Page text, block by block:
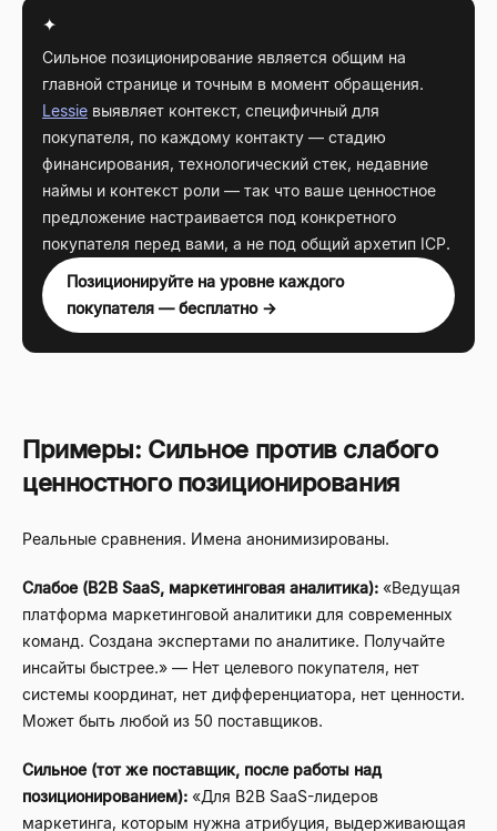
✦
Сильное позиционирование является общим на
главной странице и точным в момент обращения.
Lessie выявляет контекст, специфичный для
покупателя, по каждому контакту — стадию
финансирования, технологический стек, недавние
наймы и контекст роли — так что ваше ценностное
предложение настраивается под конкретного
покупателя перед вами, а не под общий архетип ICP.
Позиционируйте на уровне каждого
покупателя — бесплатно →
Примеры: Сильное против слабого
ценностного позиционирования
Реальные сравнения. Имена анонимизированы.
Слабое (B2B SaaS, маркетинговая аналитика): «Ведущая
платформа маркетинговой аналитики для современных
команд. Создана экспертами по аналитике. Получайте
инсайты быстрее.» — Нет целевого покупателя, нет
системы координат, нет дифференциатора, нет ценности.
Может быть любой из 50 поставщиков.
Сильное (тот же поставщик, после работы над
позиционированием): «Для B2B SaaS-лидеров
маркетинга, которым нужна атрибуция, выдерживающая